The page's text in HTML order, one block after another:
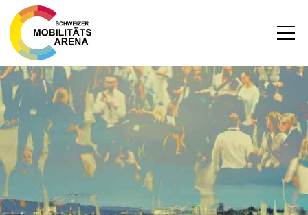
News
Archiv
DEUTSCH